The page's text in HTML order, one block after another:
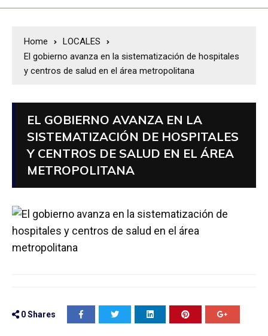
Home
LOCALES
El gobierno avanza en la sistematización de hospitales
y centros de salud en el área metropolitana
EL GOBIERNO AVANZA EN LA
SISTEMATIZACIÓN DE HOSPITALES
Y CENTROS DE SALUD EN EL ÁREA
METROPOLITANA
0Shares